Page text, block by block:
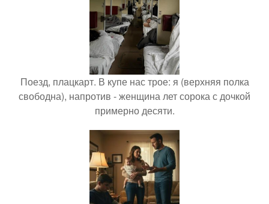
Поезд, плацкарт. В купе нас трое: я (верхняя полка
свободна), напротив - женщина лет сорока с дочкой
примерно десяти.